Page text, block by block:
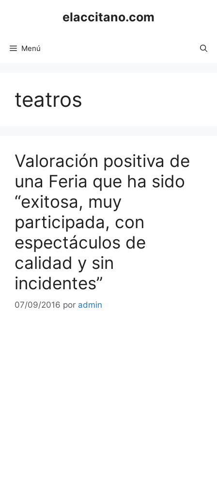
elaccitano.com
Menú
teatros
Valoración positiva de
una Feria que ha sido
“exitosa, muy
participada, con
espectáculos de
calidad y sin
incidentes”
07/09/2016 por admin